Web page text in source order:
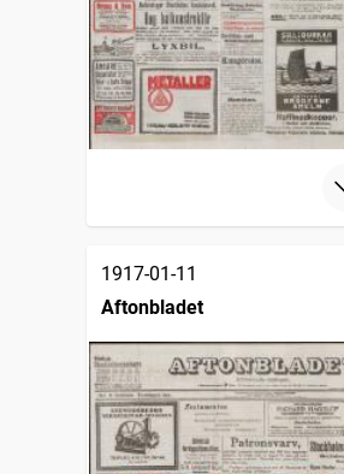
1917-01-11
Aftonbladet